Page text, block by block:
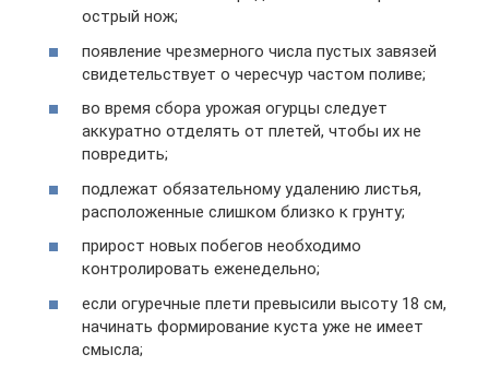
острый нож;
появление чрезмерного числа пустых завязей
свидетельствует о чересчур частом поливе;
во время сбора урожая огурцы следует
аккуратно отделять от плетей, чтобы их не
повредить;
подлежат обязательному удалению листья,
расположенные слишком близко к грунту;
прирост новых побегов необходимо
контролировать еженедельно;
если огуречные плети превысили высоту 18 см,
начинать формирование куста уже не имеет
смысла;